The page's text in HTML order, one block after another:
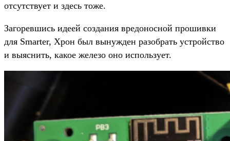
отсутствует и здесь тоже.
Загоревшись идеей создания вредоносной прошивки
для Smarter, Хрон был вынужден разобрать устройство
и выяснить, какое железо оно использует.